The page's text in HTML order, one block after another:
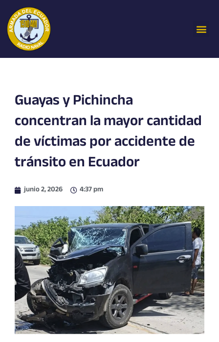
contenido
Guayas y Pichincha
concentran la mayor cantidad
de víctimas por accidente de
tránsito en Ecuador
junio 2, 2026 4:37 pm